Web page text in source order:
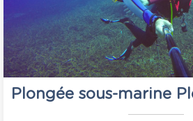
Plongée sous-marine